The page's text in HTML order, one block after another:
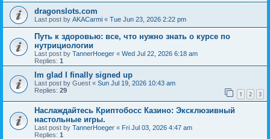
dragonslots.com
Last post by AKACarmi « Tue Jun 23, 2026 2:22 pm
Путь к здоровью: все, что нужно знать о курсе по
нутрициологии
Last post by TannerHoeger « Wed Jul 22, 2026 6:18 am
Replies: 1
Im glad I finally signed up
Last post by Guest « Sun Jul 19, 2026 10:43 am
Replies: 29 1 2 3
Наслаждайтесь Криптобосс Казино: Эксклюзивный
настольные игры.
Last post by TannerHoeger « Fri Jul 03, 2026 4:47 am
Replies: 1